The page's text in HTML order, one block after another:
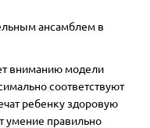
ансамблем в
вниманию модели
соответствуют
ребенку здоровую
умение правильно